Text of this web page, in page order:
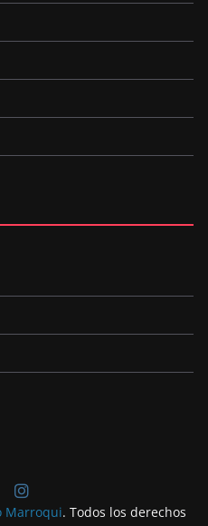
Marroqui. Todos los derechos